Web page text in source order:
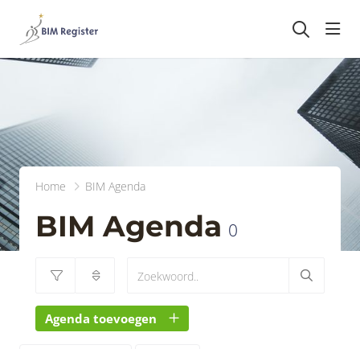
Home BIM Agenda
BIM Agenda 0
Agenda toevoegen